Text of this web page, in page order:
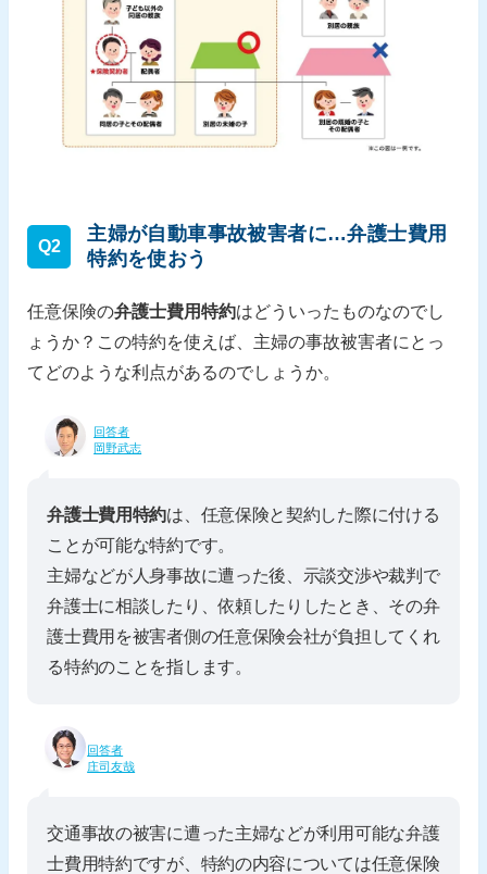
Q2
主婦が自動車事故被害者に…弁護士費用
特約を使おう
任意保険の弁護士費用特約はどういったものなのでし
ょうか？この特約を使えば、主婦の事故被害者にとっ
てどのような利点があるのでしょうか。
回答者
岡野武志
弁護士費用特約は、任意保険と契約した際に付ける
ことが可能な特約です。
主婦などが人身事故に遭った後、示談交渉や裁判で
弁護士に相談したり、依頼したりしたとき、その弁
護士費用を被害者側の任意保険会社が負担してくれ
る特約のことを指します。
回答者
庄司友哉
交通事故の被害に遭った主婦などが利用可能な弁護
士費用特約ですが、特約の内容については任意保険